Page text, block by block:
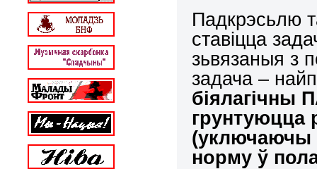
Падкрэсьлю
ставіцца
зьвязаныя з
задача –
біялагічны
грунтуюцца
(уключаючы
норму ў